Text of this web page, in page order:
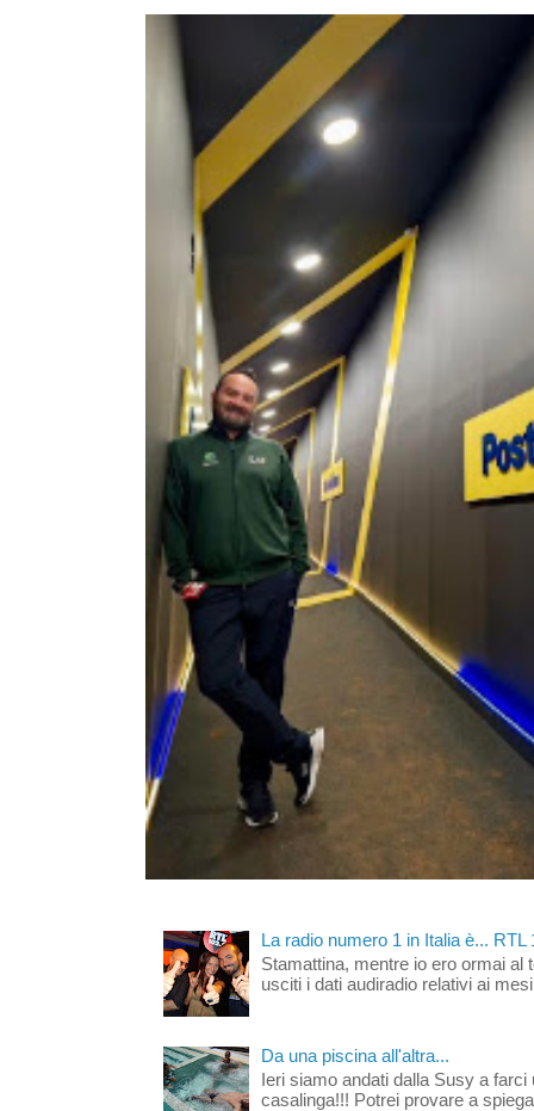
La radio numero 1 in Italia è... RTL
Stamattina, mentre io ero ormai al
usciti i dati audiradio relativi ai
Da una piscina all'altra...
Ieri siamo andati dalla Susy a
casalinga!!! Potrei provare a